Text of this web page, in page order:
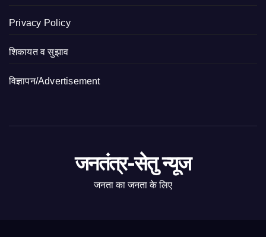
Privacy Policy
शिकायत व सुझाव
विज्ञापन/Advertisement
जनतंत्र-सेतु न्यूज
जनता का जनता के लिए